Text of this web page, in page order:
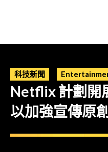
科技新聞
Netflix 計劃開
以加強宣傳原